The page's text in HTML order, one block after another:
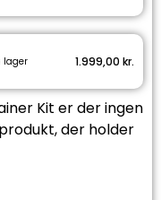
lager 1.999,00 kr.
Kit er der ingen
der holder